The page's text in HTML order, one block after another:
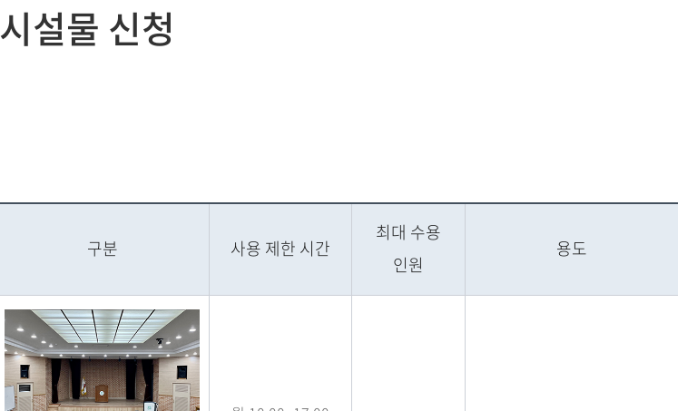
시설물 신청
구분 사용 제한 시간
최대 수용
인원
용도